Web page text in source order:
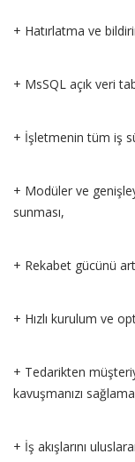
+ Hatırlatma ve
+ MsSQL açık veri
+ İşletmenin tüm iş
+ Modüler ve
sunması,
+ Rekabet gücünü
+ Hızlı kurulum ve
+ Tedarikten
kavuşmanızı
+ İş akışlarını